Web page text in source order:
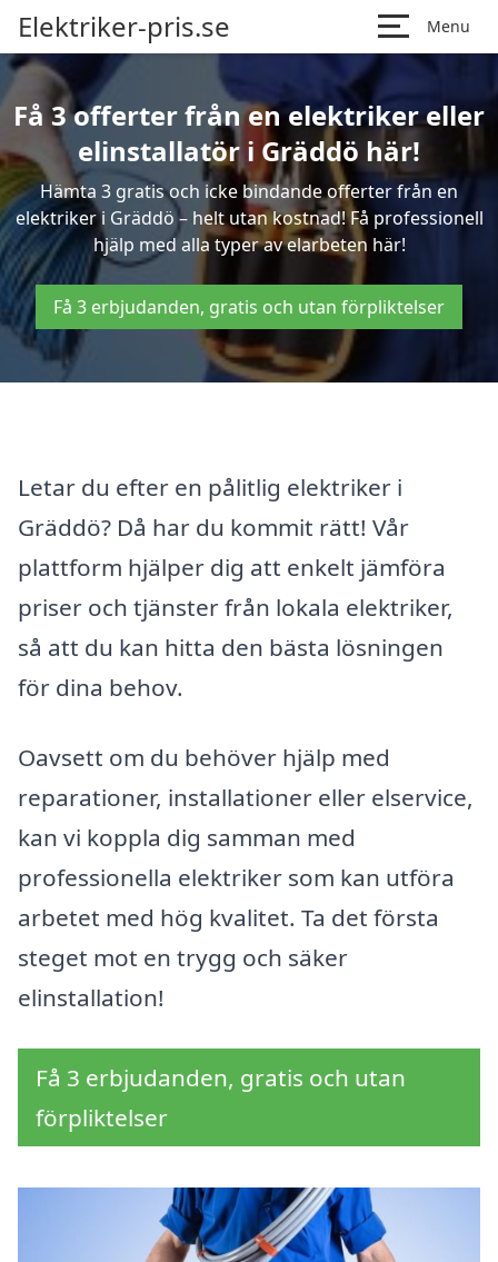
Elektriker-pris.se Menu
Få 3 offerter från en elektriker eller
elinstallatör i Gräddö här!
Hämta 3 gratis och icke bindande offerter från en
elektriker i Gräddö – helt utan kostnad! Få professionell
hjälp med alla typer av elarbeten här!
Få 3 erbjudanden, gratis och utan förpliktelser
Letar du efter en pålitlig elektriker i
Gräddö? Då har du kommit rätt! Vår
plattform hjälper dig att enkelt jämföra
priser och tjänster från lokala elektriker,
så att du kan hitta den bästa lösningen
för dina behov.
Oavsett om du behöver hjälp med
reparationer, installationer eller elservice,
kan vi koppla dig samman med
professionella elektriker som kan utföra
arbetet med hög kvalitet. Ta det första
steget mot en trygg och säker
elinstallation!
Få 3 erbjudanden, gratis och utan
förpliktelser